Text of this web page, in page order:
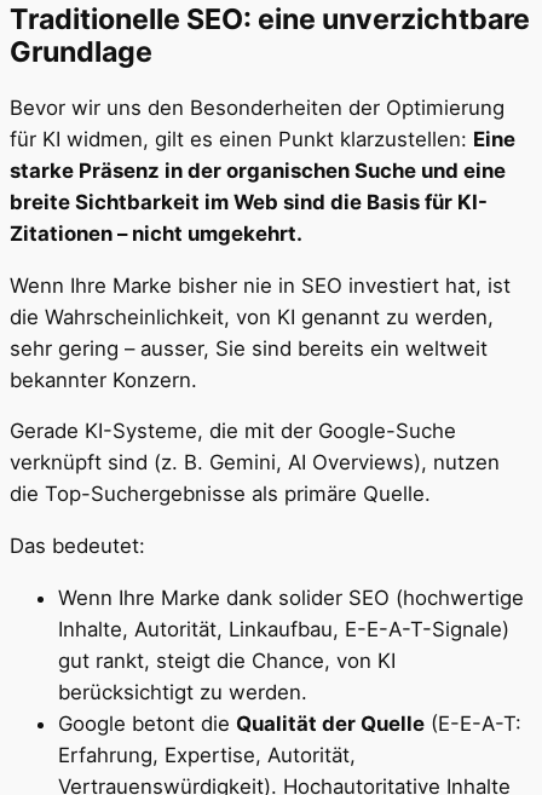
Traditionelle SEO: eine unverzichtbare
Grundlage
Bevor wir uns den Besonderheiten der Optimierung
für KI widmen, gilt es einen Punkt klarzustellen: Eine
starke Präsenz in der organischen Suche und eine
breite Sichtbarkeit im Web sind die Basis für KI-
Zitationen – nicht umgekehrt.
Wenn Ihre Marke bisher nie in SEO investiert hat, ist
die Wahrscheinlichkeit, von KI genannt zu werden,
sehr gering – ausser, Sie sind bereits ein weltweit
bekannter Konzern.
Gerade KI-Systeme, die mit der Google-Suche
verknüpft sind (z. B. Gemini, AI Overviews), nutzen
die Top-Suchergebnisse als primäre Quelle.
Das bedeutet:
Wenn Ihre Marke dank solider SEO (hochwertige
Inhalte, Autorität, Linkaufbau, E-E-A-T-Signale)
gut rankt, steigt die Chance, von KI
berücksichtigt zu werden.
Google betont die Qualität der Quelle (E-E-A-T:
Erfahrung, Expertise, Autorität,
Vertrauenswürdigkeit). Hochautoritative Inhalte